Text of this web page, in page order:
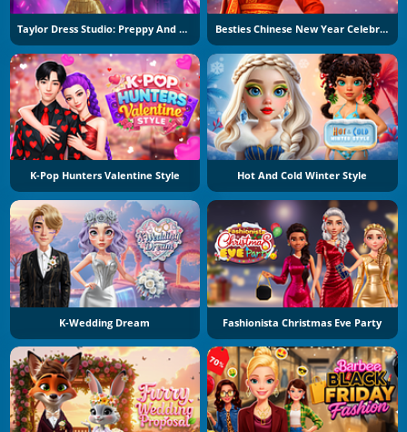
Taylor Dress Studio: Preppy And Wild West Glam Besties Chinese New Year Celebration
K-Pop Hunters Valentine Style Hot And Cold Winter Style
K-Wedding Dream Fashionista Christmas Eve Party